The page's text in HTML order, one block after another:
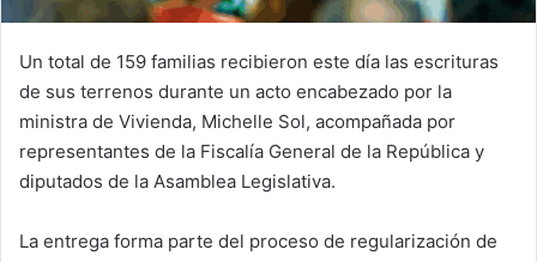
Un total de 159 familias recibieron este día las escrituras
de sus terrenos durante un acto encabezado por la
ministra de Vivienda, Michelle Sol, acompañada por
representantes de la Fiscalía General de la República y
diputados de la Asamblea Legislativa.
La entrega forma parte del proceso de regularización de